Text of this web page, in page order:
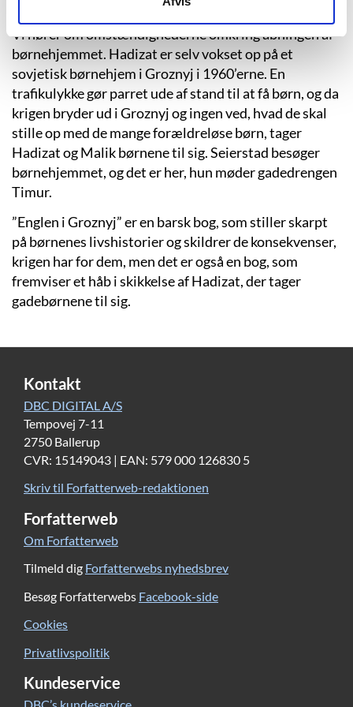
Vi hører om omstændighederne omkring åbningen af
børnehjemmet. Hadizat er selv vokset op på et
sovjetisk børnehjem i Groznyj i 1960’erne. En
trafikulykke gør parret ude af stand til at få børn, og da
krigen bryder ud i Groznyj og ingen ved, hvad de skal
stille op med de mange forældreløse børn, tager
Hadizat og Malik børnene til sig. Seierstad besøger
børnehjemmet, og det er her, hun møder gadedrengen
Timur.
”Englen i Groznyj” er en barsk bog, som stiller skarpt
på børnenes livshistorier og skildrer de konsekvenser,
krigen har for dem, men det er også en bog, som
fremviser et håb i skikkelse af Hadizat, der tager
gadebørnene til sig.
Kontakt
DBC DIGITAL A/S
Tempovej 7-11
2750 Ballerup
CVR: 15149043 | EAN: 579 000 126830 5
Skriv til Forfatterweb-redaktionen
Forfatterweb
Om Forfatterweb
Tilmeld dig Forfatterwebs nyhedsbrev
Besøg Forfatterwebs Facebook-side
Cookies
Privatlivspolitik
Kundeservice